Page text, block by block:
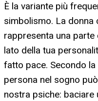
È la variante più
simbolismo. La donna
rappresenta una
lato della tua
fatto pace. Secondo
persona nel sogno
nostra psiche: